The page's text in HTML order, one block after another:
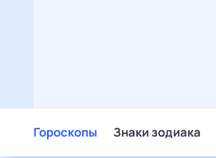
Гороскопы Знаки зодиака